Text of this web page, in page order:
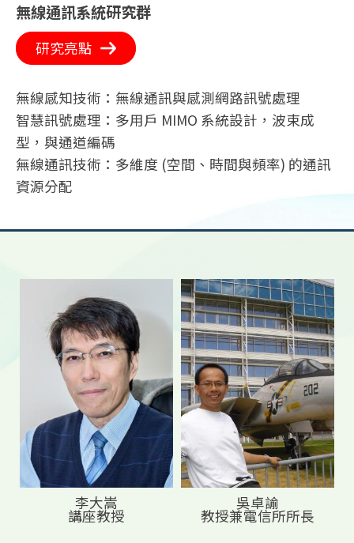
無線通訊系統研究群
研究亮點
無線感知技術：無線通訊與感測網路訊號處理
智慧訊號處理：多用戶 MIMO 系統設計，波束成
型，與通道編碼
無線通訊技術：多維度 (空間、時間與頻率) 的通訊
資源分配
李大嵩
講座教授
吳卓諭
教授兼電信所所長